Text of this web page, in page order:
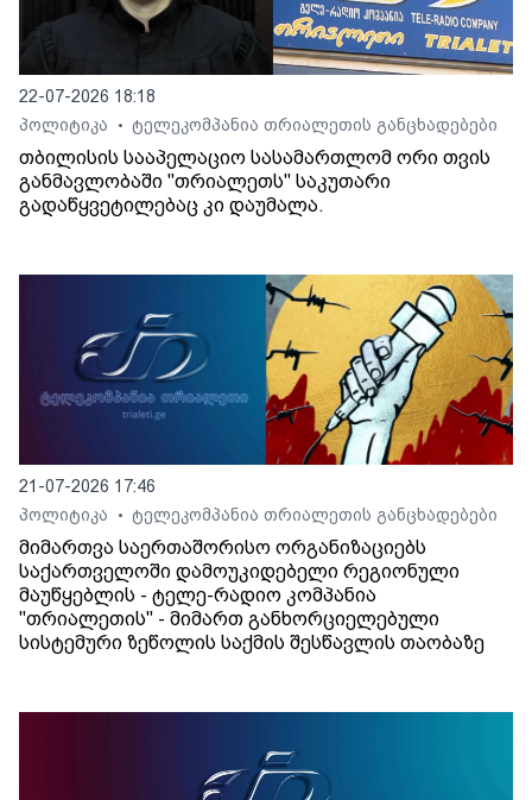
22-07-2026 18:18
პოლიტიკა
• ტელეკომპანია თრიალეთის განცხადებები
თბილისის სააპელაციო სასამართლომ ორი თვის
განმავლობაში "თრიალეთს" საკუთარი
გადაწყვეტილებაც კი დაუმალა.
21-07-2026 17:46
პოლიტიკა
• ტელეკომპანია თრიალეთის განცხადებები
მიმართვა საერთაშორისო ორგანიზაციებს
საქართველოში დამოუკიდებელი რეგიონული
მაუწყებლის - ტელე-რადიო კომპანია
"თრიალეთის" - მიმართ განხორციელებული
სისტემური ზეწოლის საქმის შესწავლის თაობაზე